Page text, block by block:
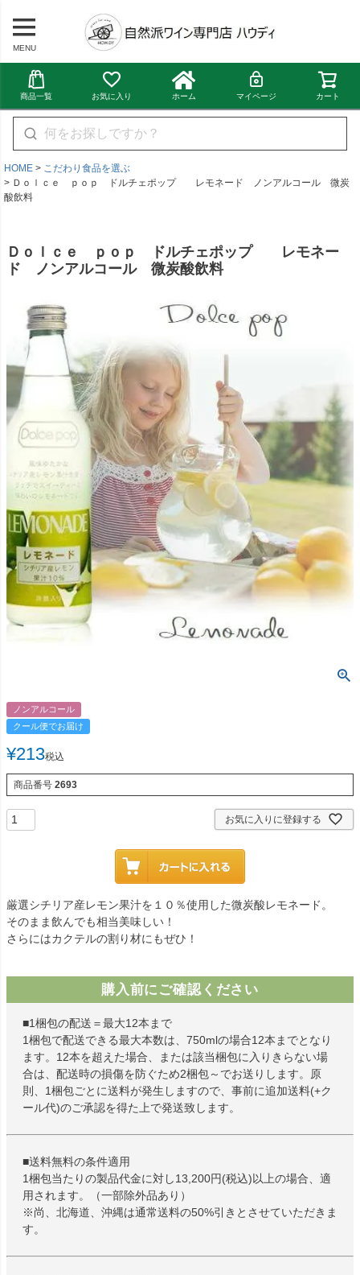
MENU
商品一覧 お気に入り ホーム マイページ カート
HOME
こだわり食品を選ぶ
Ｄｏｌｃｅ ｐｏｐ ドルチェポップ レモネード ノンアルコール 微炭
酸飲料
Ｄｏｌｃｅ ｐｏｐ ドルチェポップ レモネー
ド ノンアルコール 微炭酸飲料
ノンアルコール
クール便でお届け
¥213税込
商品番号 2693
お気に入りに登録する
厳選シチリア産レモン果汁を１０％使用した微炭酸レモネード。
そのまま飲んでも相当美味しい！
さらにはカクテルの割り材にもぜひ！
購入前にご確認ください
■1梱包の配送＝最大12本まで
1梱包で配送できる最大本数は、750mlの場合12本までとなり
ます。12本を超えた場合、または該当梱包に入りきらない場
合は、配送時の損傷を防ぐため2梱包～でお送りします。原
則、1梱包ごとに送料が発生しますので、事前に追加送料(+ク
ール代)のご承認を得た上で発送致します。
■送料無料の条件適用
1梱包当たりの製品代金に対し13,200円(税込)以上の場合、適
用されます。（一部除外品あり）
※尚、北海道、沖縄は通常送料の50%引きとさせていただきま
す。